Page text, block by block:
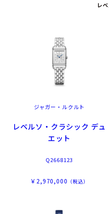
レ
ジャガー・ルクルト
レベルソ・クラシック デュ
エット
Q2668123
￥2,970,000 （税込）